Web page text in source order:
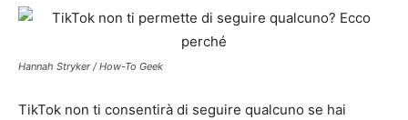
Hannah Stryker / How-To Geek
TikTok non ti consentirà di seguire qualcuno se hai